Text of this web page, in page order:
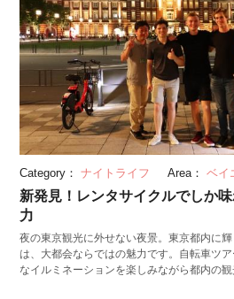
Category： ナイトライフ Area： ベイ
新発見！レンタサイクルでしか
力
夜の東京観光に外せない夜景。東京都内に
は、大都会ならではの魅力です。自転車ツ
なイルミネーションを楽しみながら都内の